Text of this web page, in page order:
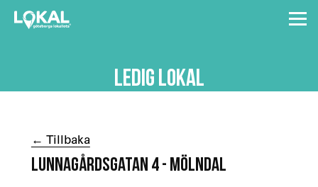
LEDIG LOKAL
← Tillbaka
LUNNAGÅRDSGATAN 4 - MÖLNDAL